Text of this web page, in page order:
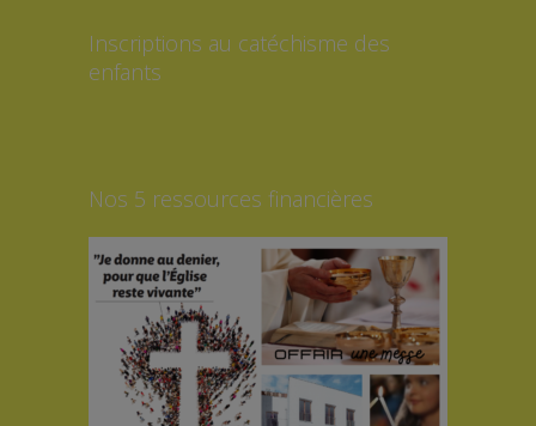
Inscriptions au catéchisme des
enfants
Nos 5 ressources financières